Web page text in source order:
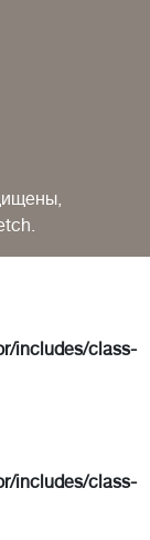
includes/class-
includes/class-